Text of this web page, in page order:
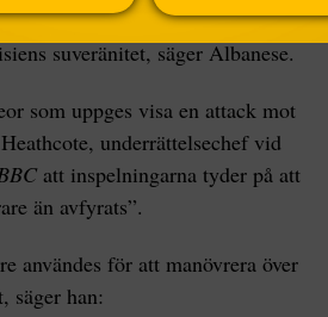
kommer det att vara ett angrepp
suveränitet, säger Albanese.
som uppges visa en attack mot
underrättelsechef vid
att inspelningarna tyder på att
än avfyrats”.
användes för att manövrera över
säger han: